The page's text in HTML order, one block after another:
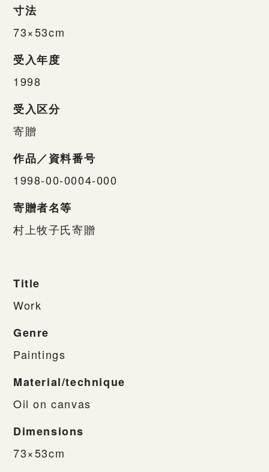
寸法
73×53cm
受入年度
1998
受入区分
寄贈
作品／資料番号
1998-00-0004-000
寄贈者名等
村上牧子氏寄贈
Title
Work
Genre
Paintings
Material/technique
Oil on canvas
Dimensions
73×53cm